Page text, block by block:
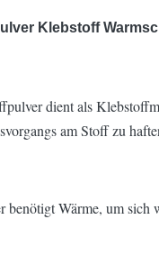
Klebstoff
dient als
am Stoff zu
Wärme, um sich